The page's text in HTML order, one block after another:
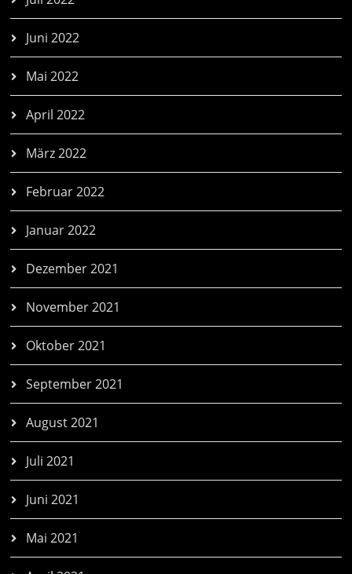
Juni 2022
Mai 2022
April 2022
März 2022
Februar 2022
Januar 2022
Dezember 2021
November 2021
Oktober 2021
September 2021
August 2021
Juli 2021
Juni 2021
Mai 2021